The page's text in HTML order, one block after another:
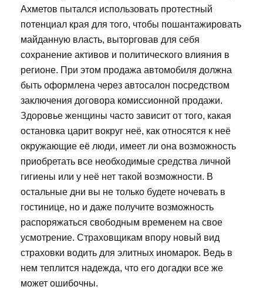
Ахметов пытался использовать протестный
потенциал края для того, чтобы пошантажировать
майданную власть, выторговав для себя
сохранение активов и политического влияния в
регионе. При этом продажа автомобиля должна
быть оформлена через автосалон посредством
заключения договора комиссионной продажи.
Здоровье женщины часто зависит от того, какая
остановка царит вокруг неё, как относятся к неё
окружающие её люди, имеет ли она возможность
приобретать все необходимые средства личной
гигиены или у неё нет такой возможности. В
остальные дни вы не только будете ночевать в
гостинице, но и даже получите возможность
распоряжаться свободным временем на свое
усмотрение. Страховщикам впору новый вид
страховки водить для элитных иномарок. Ведь в
нем теплится надежда, что его догадки все же
может ошибочны.